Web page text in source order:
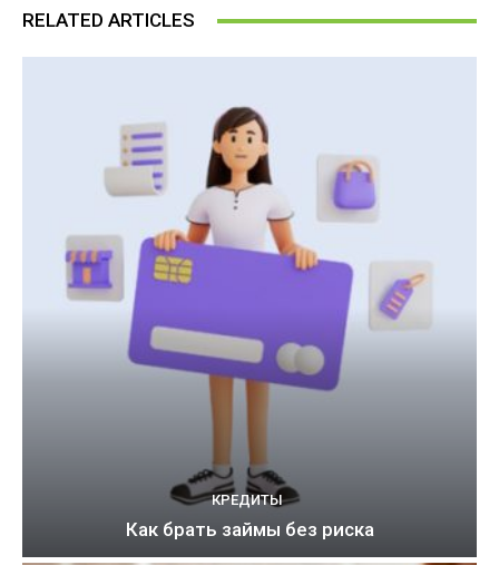
RELATED ARTICLES
КРЕДИТЫ
Как брать займы без риска